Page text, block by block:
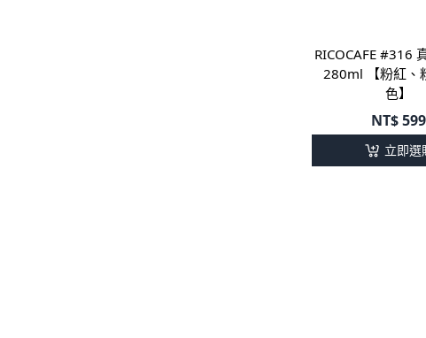
RICOCAFE #316
280ml 【粉紅、
色】
NT$599
立即選